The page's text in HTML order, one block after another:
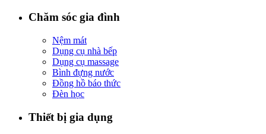
Chăm sóc gia đình
Nệm mát
Dụng cụ nhà bếp
Dụng cụ massage
Bình đựng nước
Đồng hồ báo thức
Đèn học
Thiết bị gia dụng